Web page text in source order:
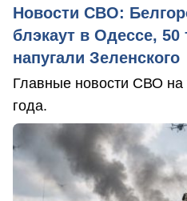
Новости СВО:
блэкаут в Одессе,
напугали Зеленского
Главные новости СВО на
года.